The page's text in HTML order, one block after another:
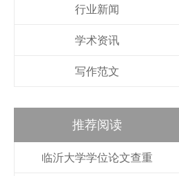
行业新闻
学术资讯
写作范文
推荐阅读
临沂大学学位论文查重